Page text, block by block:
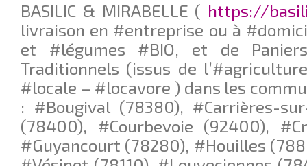
BASILIC & MIRABELLE ( https://
livraison en #entreprise ou à
et #légumes #BIO, et de
Traditionnels (issus de
#locale – #locavore ) dans les
: #Bougival (78380), #Carrières-
(78400), #Courbevoie (92400),
#Guyancourt (78280), #Houilles